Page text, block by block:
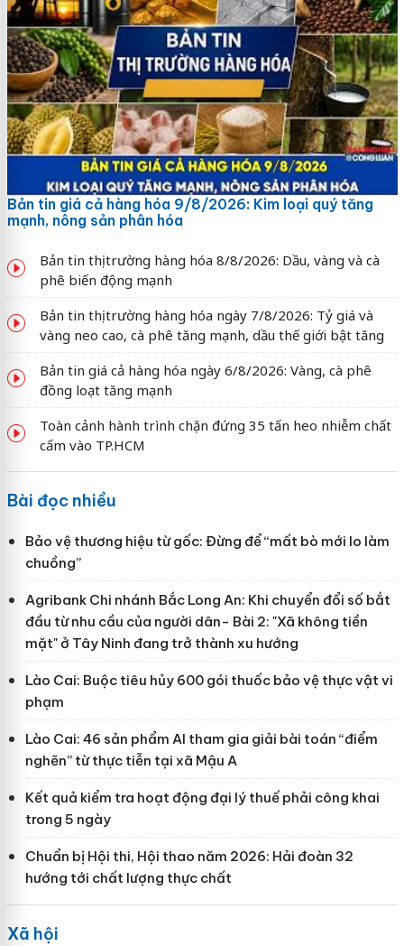
Bản tin giá cả hàng hóa 9/8/2026: Kim loại quý tăng
mạnh, nông sản phân hóa
Bản tin thị trường hàng hóa 8/8/2026: Dầu, vàng và cà
phê biến động mạnh
Bản tin thị trường hàng hóa ngày 7/8/2026: Tỷ giá và
vàng neo cao, cà phê tăng mạnh, dầu thế giới bật tăng
Bản tin giá cả hàng hóa ngày 6/8/2026: Vàng, cà phê
đồng loạt tăng mạnh
Toàn cảnh hành trình chặn đứng 35 tấn heo nhiễm chất
cấm vào TP.HCM
Bài đọc nhiều
Bảo vệ thương hiệu từ gốc: Đừng để “mất bò mới lo làm
chuồng”
Agribank Chi nhánh Bắc Long An: Khi chuyển đổi số bắt
đầu từ nhu cầu của người dân- Bài 2: "Xã không tiền
mặt" ở Tây Ninh đang trở thành xu hướng
Lào Cai: Buộc tiêu hủy 600 gói thuốc bảo vệ thực vật vi
phạm
Lào Cai: 46 sản phẩm AI tham gia giải bài toán “điểm
nghẽn” từ thực tiễn tại xã Mậu A
Kết quả kiểm tra hoạt động đại lý thuế phải công khai
trong 5 ngày
Chuẩn bị Hội thi, Hội thao năm 2026: Hải đoàn 32
hướng tới chất lượng thực chất
Xã hội